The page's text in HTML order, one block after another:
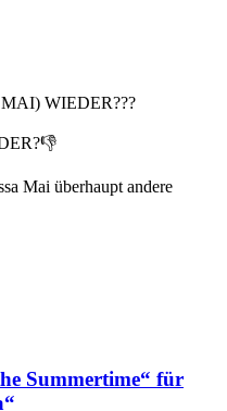
WIEDER???
Mai überhaupt andere
Summertime“ für